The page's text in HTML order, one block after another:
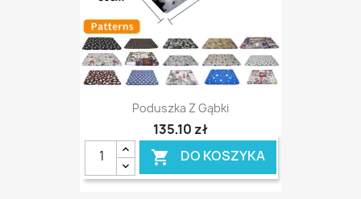
Poduszka Z Gąbki
135,10 zł
 DO KOSZYKA